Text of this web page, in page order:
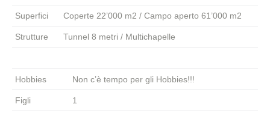
Superfici Coperte 22’000 m2 / Campo aperto 61’000 m2
Strutture Tunnel 8 metri / Multichapelle
Hobbies Non c’è tempo per gli Hobbies!!!
Figli 1